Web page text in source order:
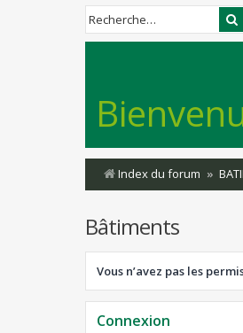
Index du forum
Bâtiments
Vous n’avez pas les
Connexion